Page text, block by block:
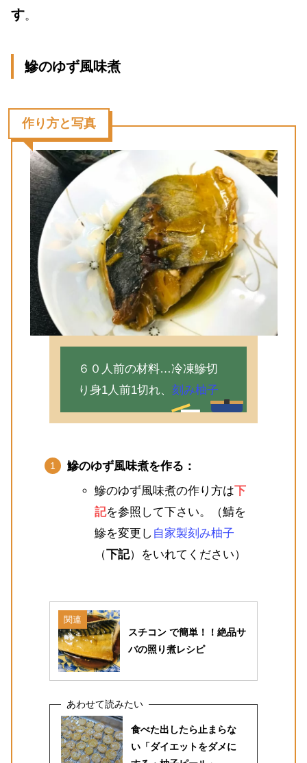
す。
鰺のゆず風味煮
作り方と写真
６０人前の材料…冷凍鰺切
り身1人前1切れ、 刻み柚子
鰺のゆず風味煮を作る：
鰺のゆず風味煮の作り方は下
記を参照して下さい。（鯖を
鰺を変更し 自家製刻み柚子
（下記）をいれてください）
関連
スチコン で簡単！！絶品サ
バの照り煮レシピ
食べた出したら止まらな
い「ダイエットをダメに